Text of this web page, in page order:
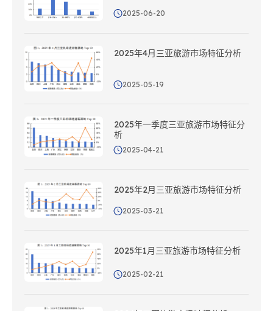
2025-06-20
2025年4月三亚旅游市场特征分析
2025-05-19
2025年一季度三亚旅游市场特征分
析
2025-04-21
2025年2月三亚旅游市场特征分析
2025-03-21
2025年1月三亚旅游市场特征分析
2025-02-21